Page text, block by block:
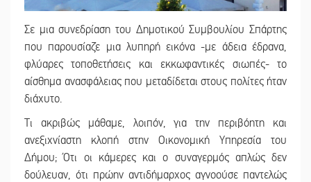
Σε μια συνεδρίαση του Δημοτικού Συμβουλίου Σπάρτης
που παρουσίαζε μια λυπηρή εικόνα -με άδεια έδρανα,
φλύαρες τοποθετήσεις και εκκωφαντικές σιωπές- το
αίσθημα ανασφάλειας που μεταδίδεται στους πολίτες ήταν
διάχυτο.
Τι ακριβώς μάθαμε, λοιπόν, για την περιβόητη και
ανεξιχνίαστη κλοπή στην Οικονομική Υπηρεσία του
Δήμου; Ότι οι κάμερες και ο συναγερμός απλώς δεν
δούλευαν, ότι πρώην αντιδήμαρχος αγνοούσε παντελώς